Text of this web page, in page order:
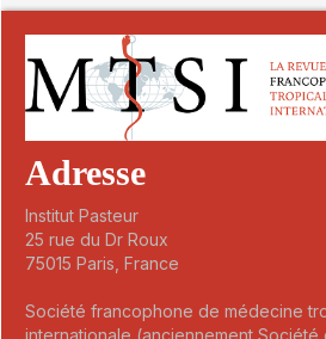
Adresse
Institut Pasteur
25 rue du Dr Roux
75015 Paris, France
Société francophone de médecine
internationale (anciennement